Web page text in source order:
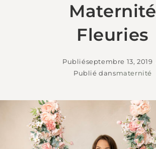
Maternité
Fleuries
Publiéseptembre 13, 2019
Publié dansmaternité